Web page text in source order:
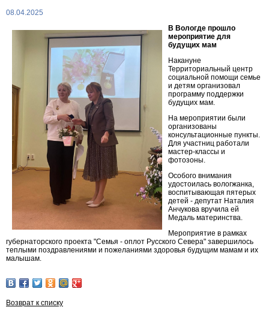
08.04.2025
В Вологде прошло
мероприятие для
будущих мам
Накануне
Территориальный центр
социальной помощи семье
и детям организовал
программу поддержки
будущих мам.
На мероприятии были
организованы
консультационные пункты.
Для участниц работали
мастер-классы и
фотозоны.
Особого внимания
удостоилась вологжанка,
воспитывающая пятерых
детей - депутат Наталия
Анчукова вручила ей
Медаль материнства.
Мероприятие в рамках
губернаторского проекта "Семья - оплот Русского Севера" завершилось
теплыми поздравлениями и пожеланиями здоровья будущим мамам и их
малышам.
Возврат к списку